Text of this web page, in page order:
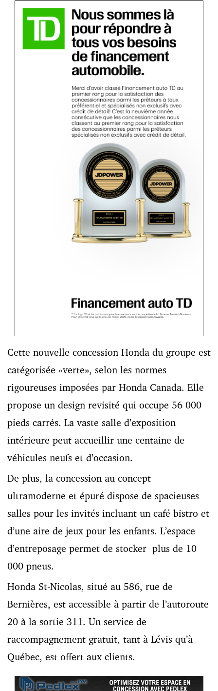
Cette nouvelle concession Honda du groupe est
catégorisée «verte», selon les normes
rigoureuses imposées par Honda Canada. Elle
propose un design revisité qui occupe 56 000
pieds carrés. La vaste salle d’exposition
intérieure peut accueillir une centaine de
véhicules neufs et d’occasion.
De plus, la concession au concept
ultramoderne et épuré dispose de spacieuses
salles pour les invités incluant un café bistro et
d’une aire de jeux pour les enfants. L’espace
d’entreposage permet de stocker plus de 10
000 pneus.
Honda St-Nicolas, situé au 586, rue de
Bernières, est accessible à partir de l’autoroute
20 à la sortie 311. Un service de
raccompagnement gratuit, tant à Lévis qu’à
Québec, est offert aux clients.